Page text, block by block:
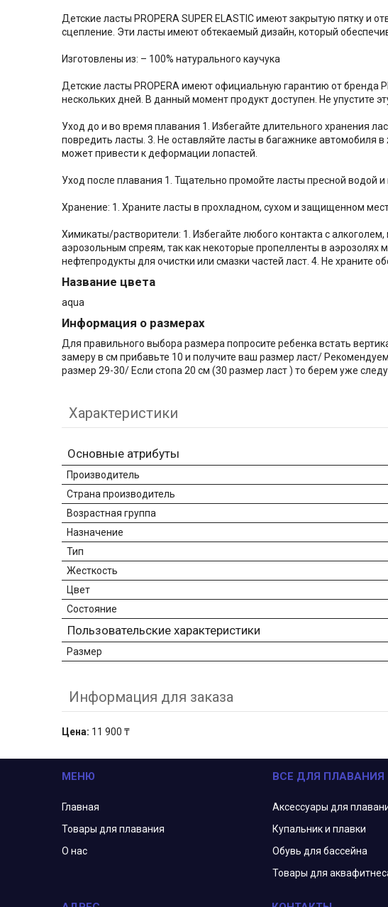
Детские ласты PROPERA SUPER ELASTIC имеют закрытую пятку
сцепление. Эти ласты имеют обтекаемый дизайн, который
Изготовлены из: – 100% натурального каучука
Детские ласты PROPERA имеют официальную гарантию от бренда
нескольких дней. В данный момент продукт доступен. Не упустите
Уход до и во время плавания 1. Избегайте длительного хранения
повредить ласты. 3. Не оставляйте ласты в багажнике автомобиля
может привести к деформации лопастей.
Уход после плавания 1. Тщательно промойте ласты пресной водой
Хранение: 1. Храните ласты в прохладном, сухом и защищенном
Химикаты/растворители: 1. Избегайте любого контакта с
аэрозольным спреям, так как некоторые пропелленты в аэрозолях
нефтепродукты для очистки или смазки частей ласт. 4. Не
Название цвета
aqua
Информация о размерах
Для правильного выбора размера попросите ребенка встать
замеру в см прибавьте 10 и получите ваш размер ласт/
размер 29-30/ Если стопа 20 см (30 размер ласт ) то берем уже
Характеристики
Основные атрибуты
Производитель
Страна производитель
Возрастная группа
Назначение
Тип
Жесткость
Цвет
Состояние
Пользовательские характеристики
Размер
Информация для заказа
Цена: 11 900 ₸
МЕНЮ
Главная
Товары для плавания
О нас
ВСЕ ДЛЯ ПЛАВАНИЯ
Аксессуары для
Купальник и плавки
Обувь для бассейна
Товары для